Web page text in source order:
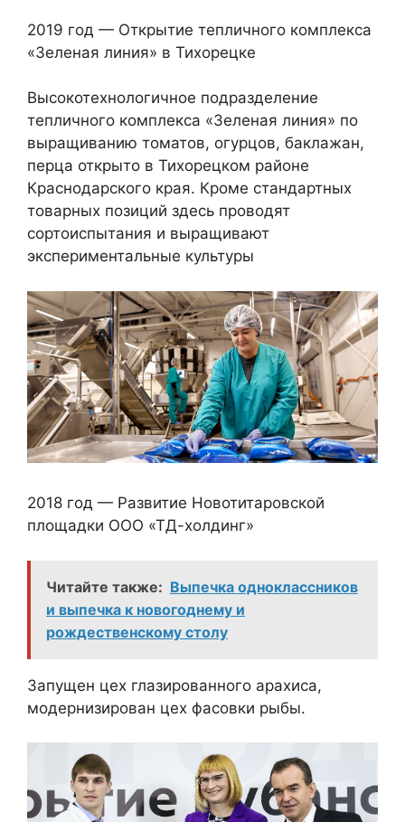
2019 год — Открытие тепличного комплекса
«Зеленая линия» в Тихорецке
Высокотехнологичное подразделение
тепличного комплекса «Зеленая линия» по
выращиванию томатов, огурцов, баклажан,
перца открыто в Тихорецком районе
Краснодарского края. Кроме стандартных
товарных позиций здесь проводят
сортоиспытания и выращивают
экспериментальные культуры
2018 год — Развитие Новотитаровской
площадки ООО «ТД-холдинг»
Читайте также: Выпечка одноклассников
и выпечка к новогоднему и
рождественскому столу
Запущен цех глазированного арахиса,
модернизирован цех фасовки рыбы.